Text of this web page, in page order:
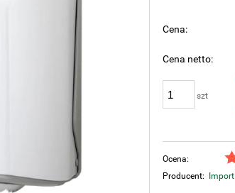
Cena:
Cena netto:
szt
Ocena:
Producent:
Import